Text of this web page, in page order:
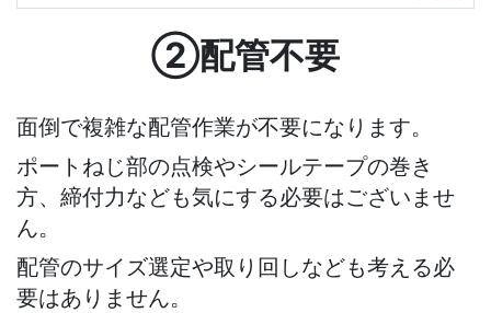
②配管不要
面倒で複雑な配管作業が不要になります。
ポートねじ部の点検やシールテープの巻き
方、締付力なども気にする必要はございませ
ん。
配管のサイズ選定や取り回しなども考える必
要はありません。